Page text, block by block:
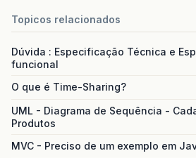
Topicos relacionados
Dúvida : Especificação Técnica e
funcional
O que é Time-Sharing?
UML - Diagrama de Sequência -
Produtos
MVC - Preciso de um exemplo em